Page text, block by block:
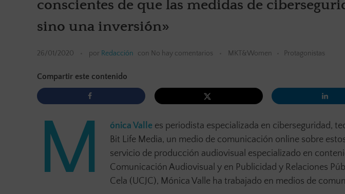
conscientes de que las medidas de
sino una inversión»
26/01/2020 por Redacción con No hay comentarios MKT&Women Protagonistas
Compartir este contenido
M ónica Valle es periodista especializada en ciberseguridad,
Bit Life Media, un medio de comunicación online sobre
servicio de producción audiovisual especializado en
Comunicación Audiovisual y en Publicidad y Relaciones
Cela (UCJC), Mónica Valle ha trabajado en medios de